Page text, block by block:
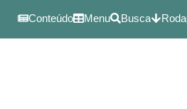
Conteúdo Menu Busca